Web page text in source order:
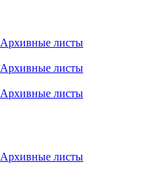
Архивные листы
Архивные листы
Архивные листы
Архивные листы